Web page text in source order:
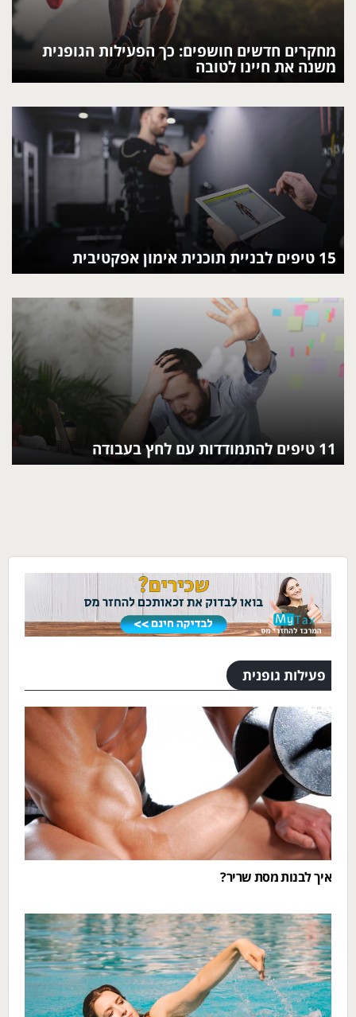
מחקרים חדשים חושפים: כך הפעילות הגופנית
משנה את חיינו לטובה
15 טיפים לבניית תוכנית אימון אפקטיבית
11 טיפים להתמודדות עם לחץ בעבודה
פעילות גופנית
איך לבנות מסת שריר?